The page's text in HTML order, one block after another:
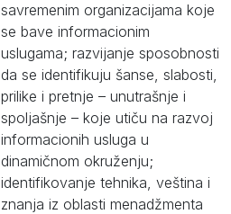
savremenim organizacijama koje
se bave informacionim
uslugama; razvijanje sposobnosti
da se identifikuju šanse, slabosti,
prilike i pretnje – unutrašnje i
spoljašnje – koje utiču na razvoj
informacionih usluga u
dinamičnom okruženju;
identifikovanje tehnika, veština i
znanja iz oblasti menadžmenta